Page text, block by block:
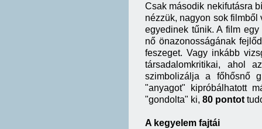
Csak második nekifutásra
nézzük, nagyon sok
egyedinek tűnik. A film
nő önazonosságának
feszeget. Vagy inkább
társadalomkritikai, ahol
szimbolizálja a főhősnő
"anyagot" kipróbálhatott
"gondolta" ki, 80 pontot
A kegyelem fajtái